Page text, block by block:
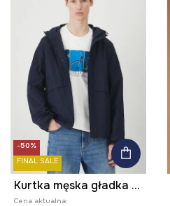
-50%
FINAL SALE
Kurtka męska gładka kolor granatowy
Cena aktualna: